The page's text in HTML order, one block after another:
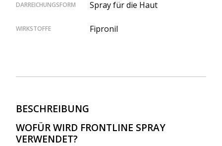
DARREICHUNGSFORM Spray für die Haut
WIRKSTOFFE Fipronil
BESCHREIBUNG
WOFÜR WIRD FRONTLINE SPRAY
VERWENDET?